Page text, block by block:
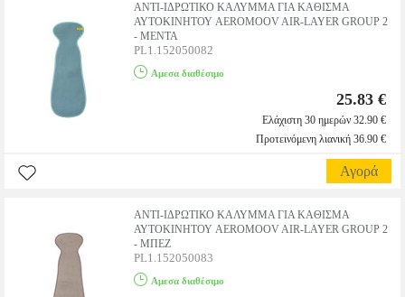
ΑΝΤΙ-ΙΔΡΩΤΙΚΟ ΚΑΛΥΜΜΑ ΓΙΑ ΚΑΘΙΣΜΑ
ΑΥΤΟΚΙΝΗΤΟΥ AEROMOOV AIR-LAYER GROUP 2
- ΜΕΝΤΑ
PL1.152050082
Αμεσα διαθέσιμο
25.83 €
Ελάχιστη 30 ημερών 32.90 €
Προτεινόμενη λιανική 36.90 €
Αγορά
ΑΝΤΙ-ΙΔΡΩΤΙΚΟ ΚΑΛΥΜΜΑ ΓΙΑ ΚΑΘΙΣΜΑ
ΑΥΤΟΚΙΝΗΤΟΥ AEROMOOV AIR-LAYER GROUP 2
- ΜΠΕΖ
PL1.152050083
Αμεσα διαθέσιμο